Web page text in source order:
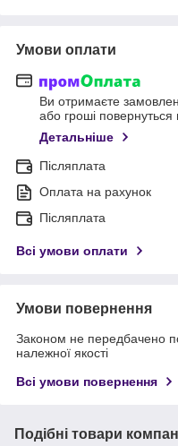
Умови оплати
Ви отримаєте
або гроші повернуться
Детальніше
Післяплата
Оплата на рахунок
Післяплата
Всі умови оплати
Умови повернення
Законом не передбачено
належної якості
Всі умови повернення
Подібні товари